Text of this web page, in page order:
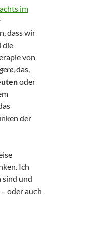
im
dass wir
die
von
, das,
oder
der
Ich
sind und
oder auch